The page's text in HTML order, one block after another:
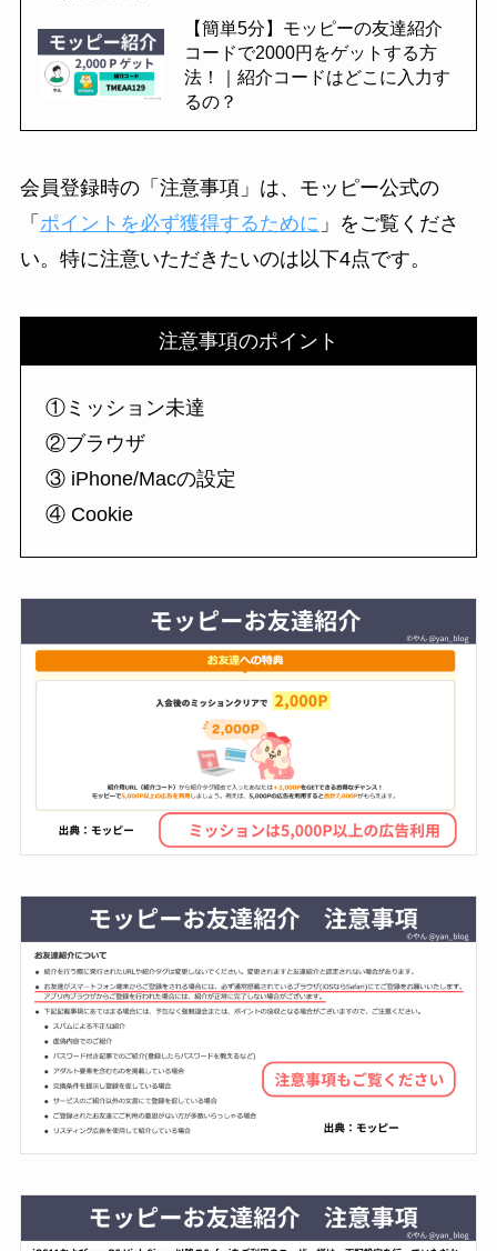
【簡単5分】モッピーの友達紹介
コードで2000円をゲットする方
法！｜紹介コードはどこに入力す
るの？
会員登録時の「注意事項」は、モッピー公式の
「 ポイントを必ず獲得するために 」をご覧くださ
い。特に注意いただきたいのは以下4点です。
注意事項のポイント
①ミッション未達
②ブラウザ
③ iPhone/Macの設定
④ Cookie